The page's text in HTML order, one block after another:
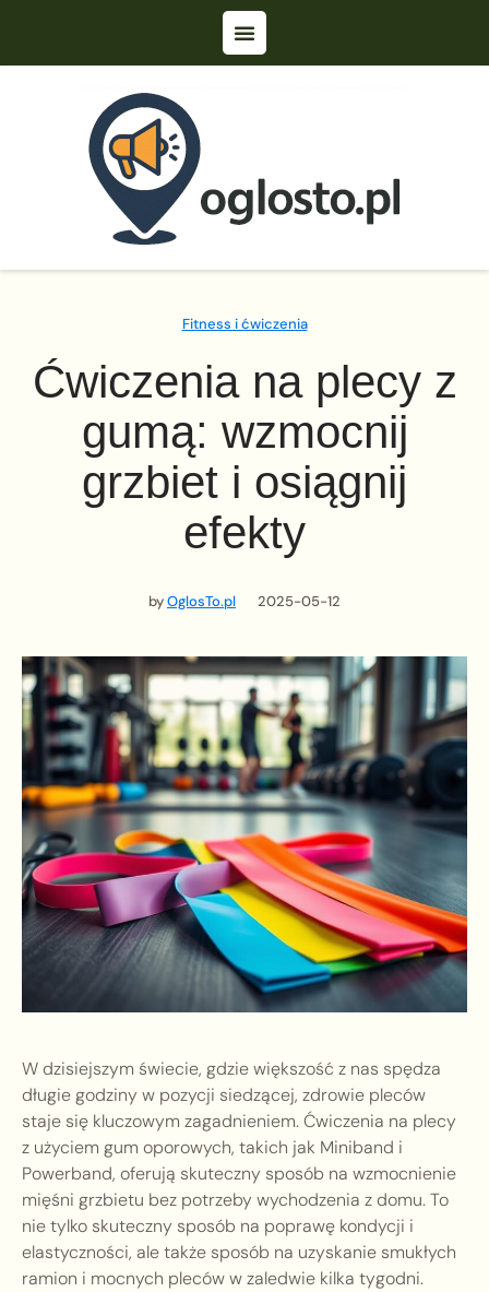
Fitness i ćwiczenia
Ćwiczenia na plecy z
gumą: wzmocnij
grzbiet i osiągnij
efekty
byOglosTo.pl 2025-05-12
W dzisiejszym świecie, gdzie większość z nas spędza
długie godziny w pozycji siedzącej, zdrowie pleców
staje się kluczowym zagadnieniem. Ćwiczenia na plecy
z użyciem gum oporowych, takich jak Miniband i
Powerband, oferują skuteczny sposób na wzmocnienie
mięśni grzbietu bez potrzeby wychodzenia z domu. To
nie tylko skuteczny sposób na poprawę kondycji i
elastyczności, ale także sposób na uzyskanie smukłych
ramion i mocnych pleców w zaledwie kilka tygodni.